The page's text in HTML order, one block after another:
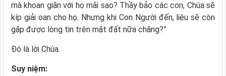
mà khoan giãn với họ mãi sao? Thầy bảo các con, Chúa sẽ
kíp giải oan cho họ. Nhưng khi Con Người đến, liệu sẽ còn
gặp được lòng tin trên mặt đất nữa chăng?”
Ðó là lời Chúa.
Suy niệm: